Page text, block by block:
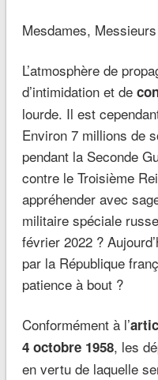
Mesdames,
L’atmosphère de
d’intimidation et de
lourde. Il est
Environ 7 millions de
pendant la Seconde
contre le Troisième
appréhender avec
militaire spéciale
février 2022 ?
par la République
patience à bout ?
Conformément à l’
4 octobre 1958, les
en vertu de laquelle